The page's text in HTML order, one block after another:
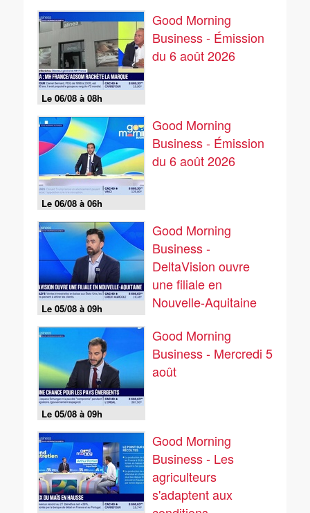
Le 06/08 à 08h
Good Morning
Business - Émission
du 6 août 2026
Le 06/08 à 06h
Good Morning
Business - Émission
du 6 août 2026
Le 05/08 à 09h
Good Morning
Business -
DeltaVision ouvre
une filiale en
Nouvelle-Aquitaine
Le 05/08 à 09h
Good Morning
Business - Mercredi 5
août
Good Morning
Business - Les
agriculteurs
s'adaptent aux